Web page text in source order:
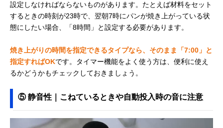
設定しなければならないものがあります。たとえば材料をセット
するときの時刻が23時で、翌朝7時にパンが焼き上がっている状
態にしたい場合、「8時間」と設定する必要があります。
焼き上がりの時間を指定できるタイプなら、そのまま「7:00」と
指定すればOKです。タイマー機能をよく使う方は、便利に使え
るかどうかもチェックしておきましょう。
⑤ 静音性｜こねているときや自動投入時の音に注意